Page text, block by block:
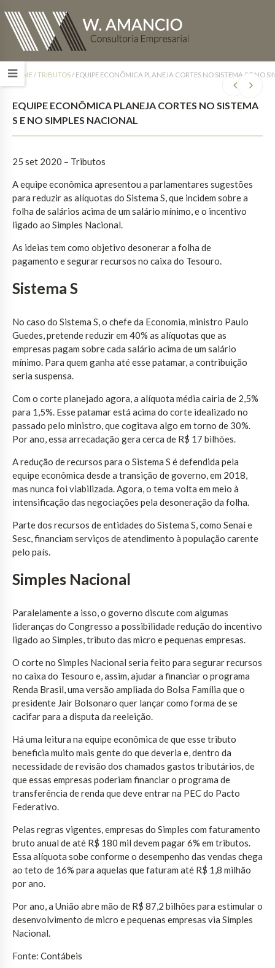
HOME/TRIBUTOS/ EQUIPE ECONÔMICA PLANEJA CORTES NO SISTEMA S E NO
EQUIPE ECONÔMICA PLANEJA CORTES NO SISTEMA
S E NO SIMPLES NACIONAL
25 set 2020 – Tributos
A equipe econômica apresentou a parlamentares sugestões
para reduzir as alíquotas do Sistema S, que incidem sobre a
folha de salários acima de um salário mínimo, e o incentivo
ligado ao Simples Nacional.
As ideias tem como objetivo desonerar a folha de
pagamento e segurar recursos no caixa do Tesouro.
Sistema S
No caso do Sistema S, o chefe da Economia, ministro Paulo
Guedes, pretende reduzir em 40% as alíquotas que as
empresas pagam sobre cada salário acima de um salário
mínimo. Para quem ganha até esse patamar, a contribuição
seria suspensa.
Com o corte planejado agora, a alíquota média cairia de 2,5%
para 1,5%. Esse patamar está acima do corte idealizado no
passado pelo ministro, que cogitava algo em torno de 30%.
Por ano, essa arrecadação gera cerca de R$ 17 bilhões.
A redução de recursos para o Sistema S é defendida pela
equipe econômica desde a transição de governo, em 2018,
mas nunca foi viabilizada. Agora, o tema volta em meio à
intensificação das negociações pela desoneração da folha.
Parte dos recursos de entidades do Sistema S, como Senai e
Sesc, financiam serviços de atendimento à população carente
pelo país.
Simples Nacional
Paralelamente a isso, o governo discute com algumas
lideranças do Congresso a possibilidade redução do incentivo
ligado ao Simples, tributo das micro e pequenas empresas.
O corte no Simples Nacional seria feito para segurar recursos
no caixa do Tesouro e, assim, ajudar a financiar o programa
Renda Brasil, uma versão ampliada do Bolsa Família que o
presidente Jair Bolsonaro quer lançar como forma de se
cacifar para a disputa da reeleição.
Há uma leitura na equipe econômica de que esse tributo
beneficia muito mais gente do que deveria e, dentro da
necessidade de revisão dos chamados gastos tributários, de
que essas empresas poderiam financiar o programa de
transferência de renda que deve entrar na PEC do Pacto
Federativo.
Pelas regras vigentes, empresas do Simples com faturamento
bruto anual de até R$ 180 mil devem pagar 6% em tributos.
Essa alíquota sobe conforme o desempenho das vendas chega
ao teto de 16% para aquelas que faturam até R$ 1,8 milhão
por ano.
Por ano, a União abre mão de R$ 87,2 bilhões para estimular o
desenvolvimento de micro e pequenas empresas via Simples
Nacional.
Fonte: Contábeis